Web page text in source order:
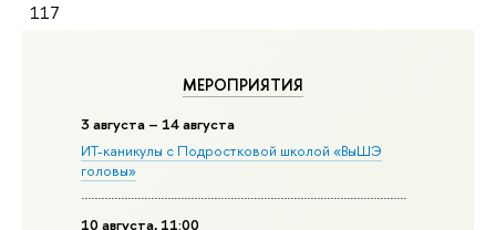
МЕРОПРИЯТИЯ
3 августа – 14 августа
ИТ-каникулы с Подростковой школой «ВыШЭ
головы»
10 августа, 11:00
117